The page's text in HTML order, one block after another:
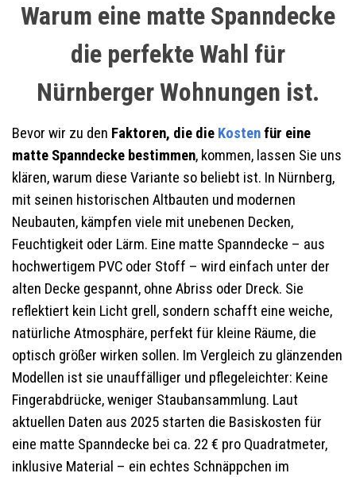
Warum eine matte Spanndecke
die perfekte Wahl für
Nürnberger Wohnungen ist.
Bevor wir zu den Faktoren, die die Kostenfür eine
matte Spanndecke bestimmen, kommen, lassen Sie uns
klären, warum diese Variante so beliebt ist. In Nürnberg,
mit seinen historischen Altbauten und modernen
Neubauten, kämpfen viele mit unebenen Decken,
Feuchtigkeit oder Lärm. Eine matte Spanndecke – aus
hochwertigem PVC oder Stoff – wird einfach unter der
alten Decke gespannt, ohne Abriss oder Dreck. Sie
reflektiert kein Licht grell, sondern schafft eine weiche,
natürliche Atmosphäre, perfekt für kleine Räume, die
optisch größer wirken sollen. Im Vergleich zu glänzenden
Modellen ist sie unauffälliger und pflegeleichter: Keine
Fingerabdrücke, weniger Staubansammlung. Laut
aktuellen Daten aus 2025 starten die Basiskosten für
eine matte Spanndecke bei ca. 22 € pro Quadratmeter,
inklusive Material – ein echtes Schnäppchen im